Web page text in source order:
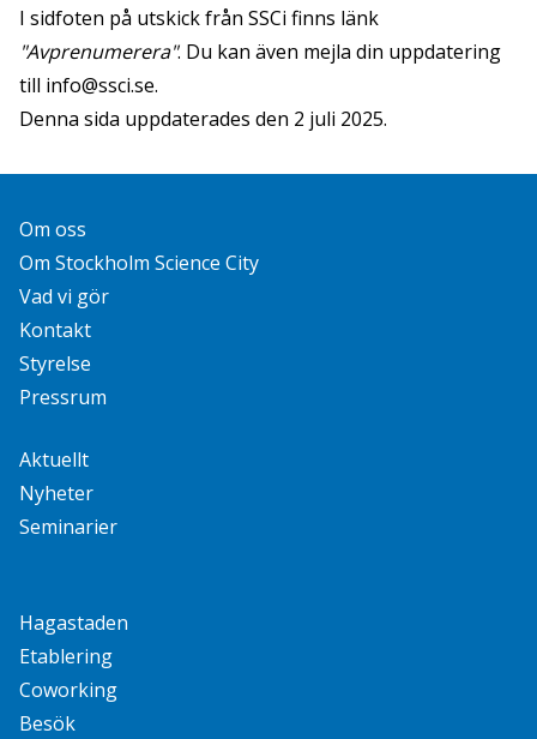
I sidfoten på utskick från SSCi finns länk
"Avprenumerera". Du kan även mejla din uppdatering
till info@ssci.se.
Denna sida uppdaterades den 2 juli 2025.
Om oss
Om Stockholm Science City
Vad vi gör
Kontakt
Styrelse
Pressrum
Aktuellt
Nyheter
Seminarier
Hagastaden
Etablering
Coworking
Besök